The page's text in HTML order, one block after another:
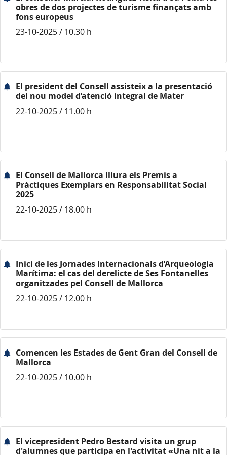
obres de dos projectes de turisme finançats amb
fons europeus
23-10-2025 / 10.30 h
El president del Consell assisteix a la presentació
del nou model d’atenció integral de Mater
22-10-2025 / 11.00 h
El Consell de Mallorca lliura els Premis a
Pràctiques Exemplars en Responsabilitat Social
2025
22-10-2025 / 18.00 h
Inici de les Jornades Internacionals d’Arqueologia
Marítima: el cas del derelicte de Ses Fontanelles
organitzades pel Consell de Mallorca
22-10-2025 / 12.00 h
Comencen les Estades de Gent Gran del Consell de
Mallorca
22-10-2025 / 10.00 h
El vicepresident Pedro Bestard visita un grup
d'alumnes que participa en l'activitat «Una nit a la